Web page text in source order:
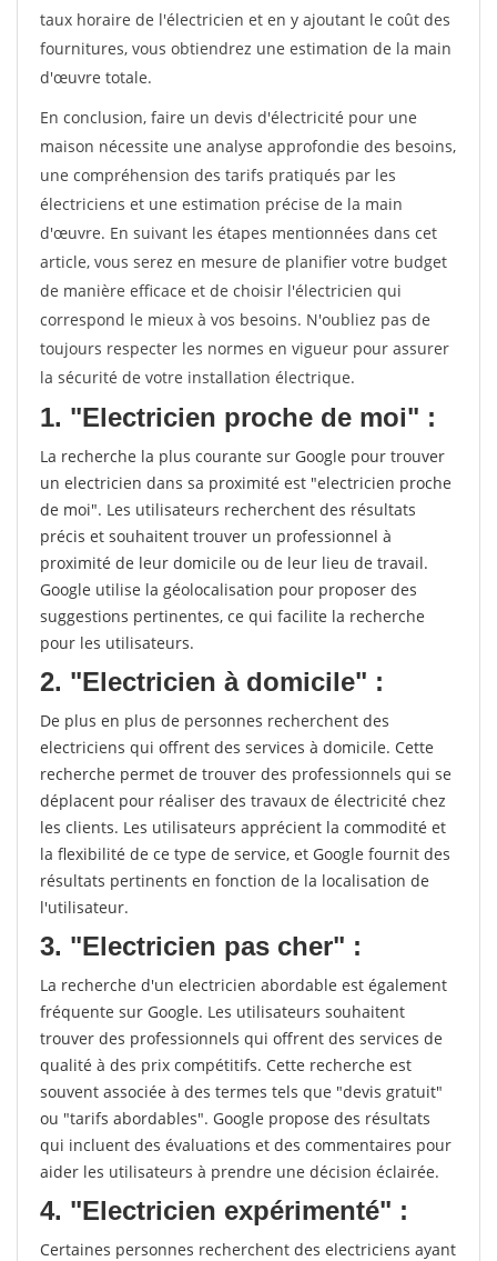
taux horaire de l'électricien et en y ajoutant le coût des
fournitures, vous obtiendrez une estimation de la main
d'œuvre totale.
En conclusion, faire un devis d'électricité pour une
maison nécessite une analyse approfondie des besoins,
une compréhension des tarifs pratiqués par les
électriciens et une estimation précise de la main
d'œuvre. En suivant les étapes mentionnées dans cet
article, vous serez en mesure de planifier votre budget
de manière efficace et de choisir l'électricien qui
correspond le mieux à vos besoins. N'oubliez pas de
toujours respecter les normes en vigueur pour assurer
la sécurité de votre installation électrique.
1. "Electricien proche de moi" :
La recherche la plus courante sur Google pour trouver
un electricien dans sa proximité est "electricien proche
de moi". Les utilisateurs recherchent des résultats
précis et souhaitent trouver un professionnel à
proximité de leur domicile ou de leur lieu de travail.
Google utilise la géolocalisation pour proposer des
suggestions pertinentes, ce qui facilite la recherche
pour les utilisateurs.
2. "Electricien à domicile" :
De plus en plus de personnes recherchent des
electriciens qui offrent des services à domicile. Cette
recherche permet de trouver des professionnels qui se
déplacent pour réaliser des travaux de électricité chez
les clients. Les utilisateurs apprécient la commodité et
la flexibilité de ce type de service, et Google fournit des
résultats pertinents en fonction de la localisation de
l'utilisateur.
3. "Electricien pas cher" :
La recherche d'un electricien abordable est également
fréquente sur Google. Les utilisateurs souhaitent
trouver des professionnels qui offrent des services de
qualité à des prix compétitifs. Cette recherche est
souvent associée à des termes tels que "devis gratuit"
ou "tarifs abordables". Google propose des résultats
qui incluent des évaluations et des commentaires pour
aider les utilisateurs à prendre une décision éclairée.
4. "Electricien expérimenté" :
Certaines personnes recherchent des electriciens ayant